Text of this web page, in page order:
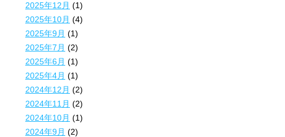
2025年12月 (1)
2025年10月 (4)
2025年9月 (1)
2025年7月 (2)
2025年6月 (1)
2025年4月 (1)
2024年12月 (2)
2024年11月 (2)
2024年10月 (1)
2024年9月 (2)